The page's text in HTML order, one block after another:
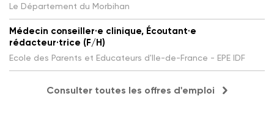
Le Département du Morbihan
Médecin conseiller·e clinique, Écoutant·e
rédacteur·trice (F/H)
Ecole des Parents et Educateurs d'Ile-de-France - EPE IDF
Consulter toutes les offres d'emploi